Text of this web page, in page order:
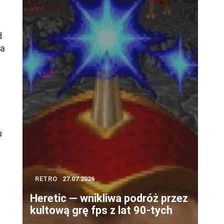
RETRO 27.07.2026
Heretic — wnikliwa podróż przez
kultową grę fps z lat 90-tych